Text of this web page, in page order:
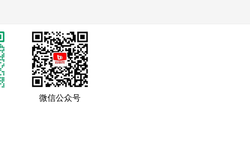
微信公众号